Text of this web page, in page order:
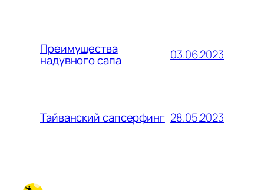
Преимущества
надувного сапа 03.06.2023
Тайванский сапсерфинг 28.05.2023